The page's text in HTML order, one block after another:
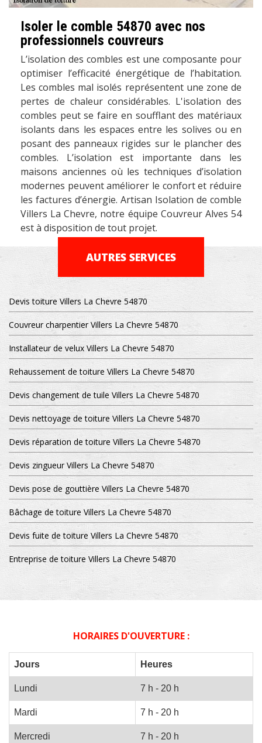
Isoler le comble 54870 avec nos
professionnels couvreurs
L’isolation des combles est une composante pour
optimiser l’efficacité énergétique de l’habitation.
Les combles mal isolés représentent une zone de
pertes de chaleur considérables. L'isolation des
combles peut se faire en soufflant des matériaux
isolants dans les espaces entre les solives ou en
posant des panneaux rigides sur le plancher des
combles. L’isolation est importante dans les
maisons anciennes où les techniques d’isolation
modernes peuvent améliorer le confort et réduire
les factures d’énergie. Artisan Isolation de comble
Villers La Chevre, notre équipe Couvreur Alves 54
est à disposition de tout projet.
AUTRES SERVICES
Devis toiture Villers La Chevre 54870
Couvreur charpentier Villers La Chevre 54870
Installateur de velux Villers La Chevre 54870
Rehaussement de toiture Villers La Chevre 54870
Devis changement de tuile Villers La Chevre 54870
Devis nettoyage de toiture Villers La Chevre 54870
Devis réparation de toiture Villers La Chevre 54870
Devis zingueur Villers La Chevre 54870
Devis pose de gouttière Villers La Chevre 54870
Bâchage de toiture Villers La Chevre 54870
Devis fuite de toiture Villers La Chevre 54870
Entreprise de toiture Villers La Chevre 54870
HORAIRES D'OUVERTURE :
Jours Heures
Lundi 7 h - 20 h
Mardi 7 h - 20 h
Mercredi 7 h - 20 h